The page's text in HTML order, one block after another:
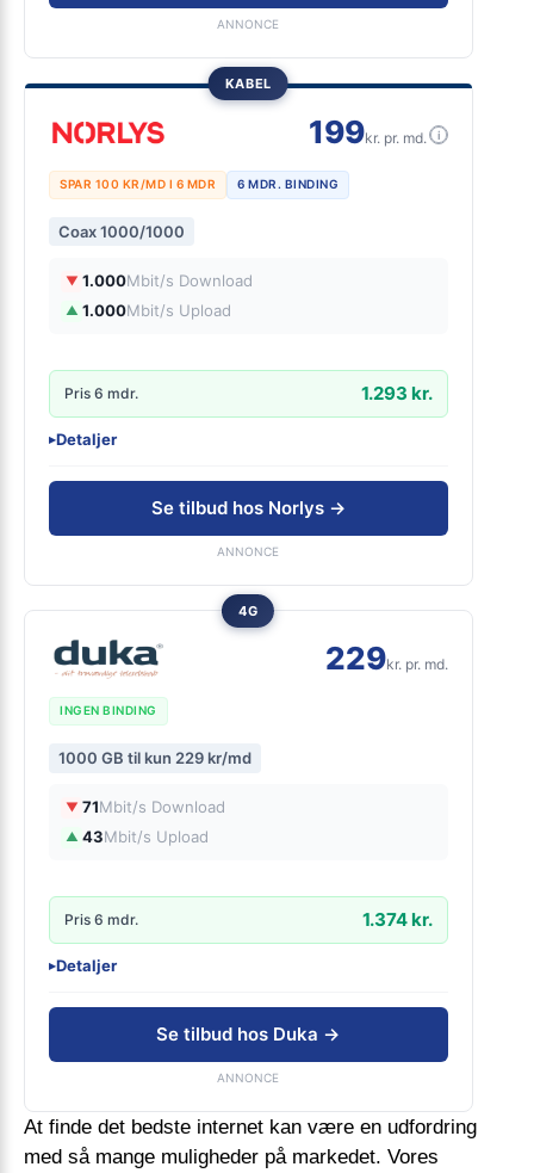
ANNONCE
KABEL
199kr. pr. md. i
SPAR 100 KR/MD I 6 MDR 6 MDR. BINDING
Coax 1000/1000
▼ 1.000Mbit/s Download
▲ 1.000Mbit/s Upload
Pris 6 mdr. 1.293 kr.
▸Detaljer
Se tilbud hos Norlys →
ANNONCE
4G
229kr. pr. md.
INGEN BINDING
1000 GB til kun 229 kr/md
▼ 71Mbit/s Download
▲ 43Mbit/s Upload
Pris 6 mdr. 1.374 kr.
▸Detaljer
Se tilbud hos Duka →
ANNONCE
At finde det bedste internet kan være en udfordring
med så mange muligheder på markedet. Vores